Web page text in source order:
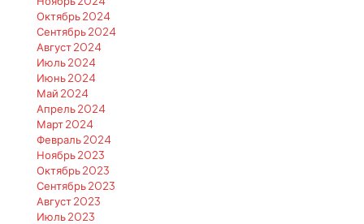
Октябрь 2024
Сентябрь 2024
Август 2024
Июль 2024
Июнь 2024
Май 2024
Апрель 2024
Март 2024
Февраль 2024
Ноябрь 2023
Октябрь 2023
Сентябрь 2023
Август 2023
Июль 2023